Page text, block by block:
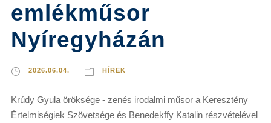
emlékműsor
Nyíregyházán
2026.06.04. HÍREK
Krúdy Gyula öröksége - zenés irodalmi műsor a Keresztény
Értelmiségiek Szövetsége és Benedekffy Katalin részvételével